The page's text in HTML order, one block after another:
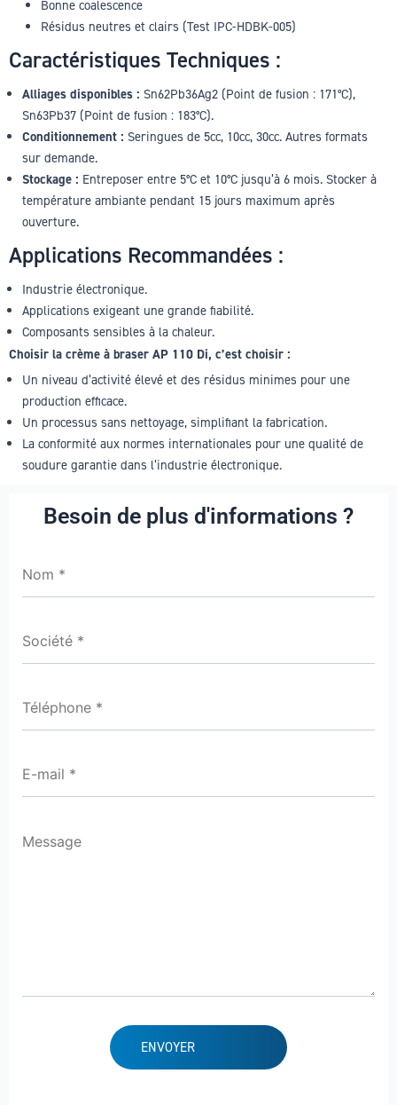
Bonne coalescence
Résidus neutres et clairs (Test IPC-HDBK-005)
Caractéristiques Techniques :
Alliages disponibles : Sn62Pb36Ag2 (Point de fusion : 171°C),
Sn63Pb37 (Point de fusion : 183°C).
Conditionnement : Seringues de 5cc, 10cc, 30cc. Autres formats
sur demande.
Stockage : Entreposer entre 5°C et 10°C jusqu’à 6 mois. Stocker à
température ambiante pendant 15 jours maximum après
ouverture.
Applications Recommandées :
Industrie électronique.
Applications exigeant une grande fiabilité.
Composants sensibles à la chaleur.
Choisir la crème à braser AP 110 Di, c’est choisir :
Un niveau d’activité élevé et des résidus minimes pour une
production efficace.
Un processus sans nettoyage, simplifiant la fabrication.
La conformité aux normes internationales pour une qualité de
soudure garantie dans l’industrie électronique.
Besoin de plus d'informations ?